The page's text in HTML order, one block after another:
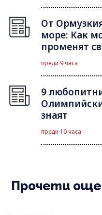
От
море: Как
променят
преди 9 часа
9
знаят
преди 10 часа
Прочети още